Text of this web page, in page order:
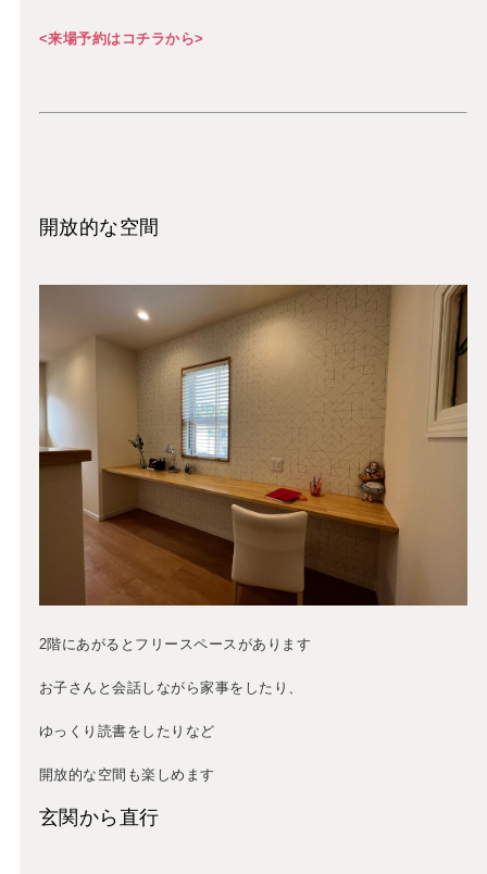
<来場予約はコチラから>
開放的な空間
2階にあがるとフリースペースがあります
お子さんと会話しながら家事をしたり、
ゆっくり読書をしたりなど
開放的な空間も楽しめます
玄関から直行